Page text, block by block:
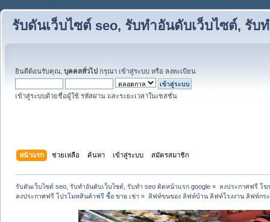
รับดันเว็บไซต์ seo, รับทำอันดับเว็บไซต์, รับ
ยินดีต้อนรับคุณ, บุคคลทั่วไป กรุณา เข้าสู่ระบบ หรือ ลงทะเบียน
เข้าสู่ระบบด้วยชื่อผู้ใช้ รหัสผ่าน และระยะเวลาในเซสชั่น
หน้าแรก ช่วยเหลือ ค้นหา เข้าสู่ระบบ สมัครสมาชิก
รับดันเว็บไซต์ seo, รับทำอันดับเว็บไซต์, รับทำ seo ติดหน้าแรก google » ลงประกาศฟรี โ
ลงประกาศฟรี โปรโมทสินค้าฟรี ซื้อ ขาย เช่า » ลิฟท์ขนของ ลิฟท์บ้าน ลิฟท์โรงงาน ลิฟท์กระ